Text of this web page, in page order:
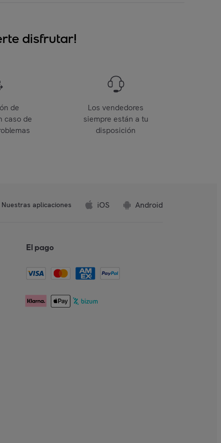
disfrutar!
de
caso de
Los vendedores
siempre están a tu
disposición
Nuestras aplicaciones iOS Android
El pago